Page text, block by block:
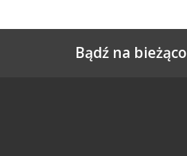
Bądź na bieżąco